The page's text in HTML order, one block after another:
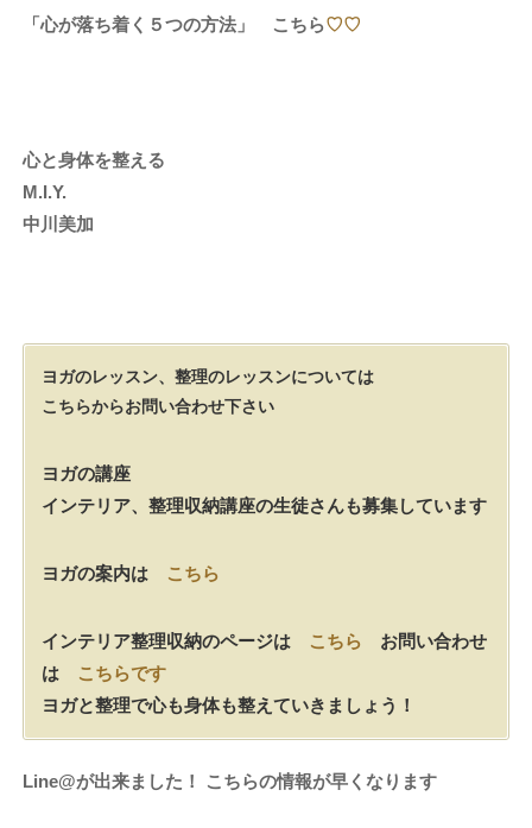
「心が落ち着く５つの方法」 こちら♡♡
心と身体を整える
M.I.Y.
中川美加
ヨガのレッスン、整理のレッスンについては
こちらからお問い合わせ下さい
ヨガの講座
インテリア、整理収納講座の生徒さんも募集しています
ヨガの案内は こちら
インテリア整理収納のページは こちら お問い合わせ
は こちらです
ヨガと整理で心も身体も整えていきましょう！
Line@が出来ました！ こちらの情報が早くなります